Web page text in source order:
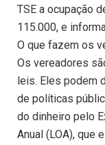
TSE a ocupação
115.000, e
O que fazem os
Os vereadores
leis. Eles podem
de políticas
do dinheiro pelo
Anual (LOA), que